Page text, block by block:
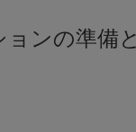
ンの準備